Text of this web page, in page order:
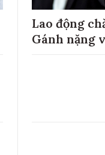
Lao động
Gánh nặng